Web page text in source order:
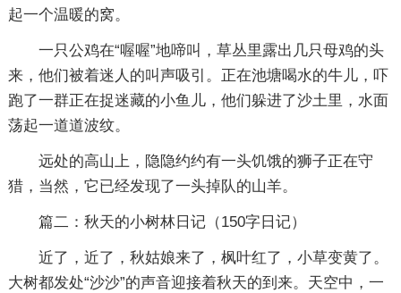
起一个温暖的窝。
一只公鸡在“喔喔”地啼叫，草丛里露出几只母鸡的头
来，他们被着迷人的叫声吸引。正在池塘喝水的牛儿，吓
跑了一群正在捉迷藏的小鱼儿，他们躲进了沙土里，水面
荡起一道道波纹。
远处的高山上，隐隐约约有一头饥饿的狮子正在守
猎，当然，它已经发现了一头掉队的山羊。
篇二：秋天的小树林日记（150字日记）
近了，近了，秋姑娘来了，枫叶红了，小草变黄了。
大树都发处“沙沙”的声音迎接着秋天的到来。天空中，一